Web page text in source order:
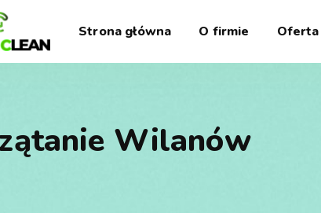
Strona główna O firmie Oferta
Wilanów